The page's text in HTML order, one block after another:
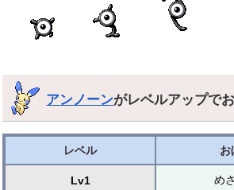
アンノーンがレベルアップで
レベル お
Lv1 め